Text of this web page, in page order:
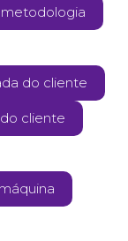
metodologia
do cliente
cliente